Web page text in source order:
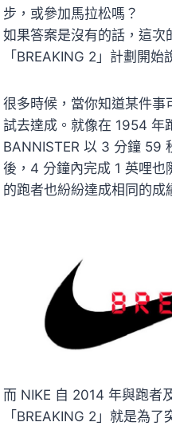
步，或參加馬拉松嗎？
如果答案是沒有的話，這次
「BREAKING 2」計劃開
很多時候，當你知道某件事
試去達成。就像在 1954 年
BANNISTER 以 3 分鐘 59
後，4 分鐘內完成 1 英哩也
的跑者也紛紛達成相同的成
而 NIKE 自 2014 年與跑者
「BREAKING 2」就是為